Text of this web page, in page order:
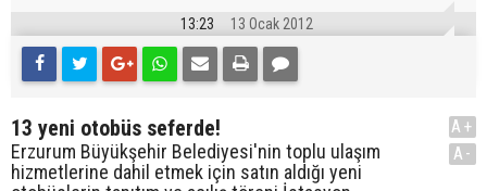
13:23 13 Ocak 2012
13 yeni otobüs seferde!
Erzurum Büyükşehir Belediyesi'nin toplu ulaşım
hizmetlerine dahil etmek için satın aldığı yeni
A+
A-